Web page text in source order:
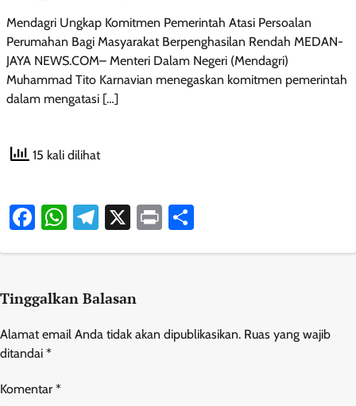
Mendagri Ungkap Komitmen Pemerintah Atasi Persoalan
Perumahan Bagi Masyarakat Berpenghasilan Rendah MEDAN-
JAYA NEWS.COM– Menteri Dalam Negeri (Mendagri)
Muhammad Tito Karnavian menegaskan komitmen pemerintah
dalam mengatasi […]
15 kali dilihat
Facebook
WhatsApp
Telegram
X Print
Tinggalkan Balasan
Alamat email Anda tidak akan dipublikasikan. Ruas yang wajib
ditandai *
Komentar *